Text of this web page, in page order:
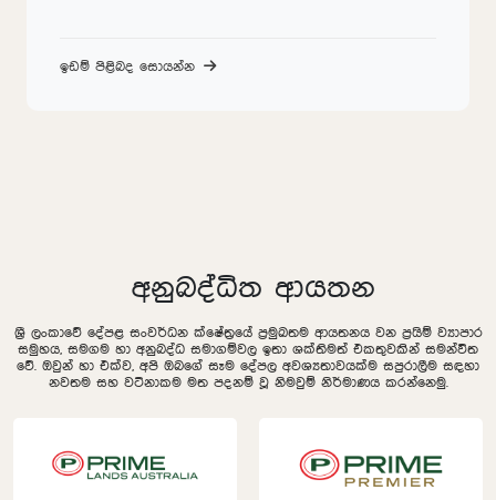
ඉඩම් පිළිබද සොයන්න
අනුබද්ධිත ආයතන
ශ්‍රී ලංකාවේ දේපළ සංවර්ධන ක්ෂේත්‍රයේ ප්‍රමුඛතම ආයතනය වන ප්‍රයිම් ව්‍යාපාර
සමුහය, සමගම හා අනුබද්ධ සමාගම්වල ඉතා ශක්තිමත් එකතුවකින් සමන්විත
වේ. ඔවුන් හා එක්ව, අපි ඔබගේ සෑම දේපල අවශ්‍යතාවයක්ම සපුරාලීම සඳහා
නවතම සහ වටිනාකම මත පදනම් වූ නිමවුම් නිර්මාණය කරන්නෙමු.